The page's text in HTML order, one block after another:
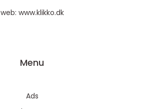
web: www.klikko.dk
Menu
Ads